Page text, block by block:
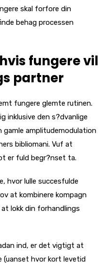
skal forfore din
behag processen
fungere vil
partner
fungere glemte rutinen.
inklusive den s?dvanlige
gamle amplitudemodulation
bibliomani. Vuf at
er fuld begr?nset ta.
hvor lulle succesfulde
at kombinere kompagn
lokk din forhandlings
ind, er det vigtigt at
(uanset hvor kort levetid